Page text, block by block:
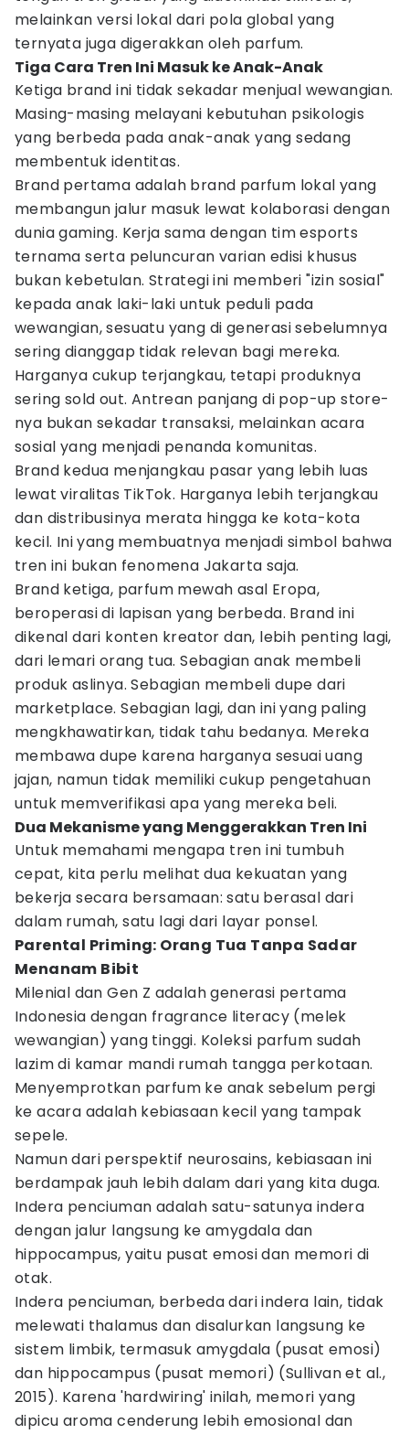
melainkan versi lokal dari pola global yang
ternyata juga digerakkan oleh parfum.
Tiga Cara Tren Ini Masuk ke Anak-Anak
Ketiga brand ini tidak sekadar menjual wewangian.
Masing-masing melayani kebutuhan psikologis
yang berbeda pada anak-anak yang sedang
membentuk identitas.
Brand pertama adalah brand parfum lokal yang
membangun jalur masuk lewat kolaborasi dengan
dunia gaming. Kerja sama dengan tim esports
ternama serta peluncuran varian edisi khusus
bukan kebetulan. Strategi ini memberi "izin sosial"
kepada anak laki-laki untuk peduli pada
wewangian, sesuatu yang di generasi sebelumnya
sering dianggap tidak relevan bagi mereka.
Harganya cukup terjangkau, tetapi produknya
sering sold out. Antrean panjang di pop-up store-
nya bukan sekadar transaksi, melainkan acara
sosial yang menjadi penanda komunitas.
Brand kedua menjangkau pasar yang lebih luas
lewat viralitas TikTok. Harganya lebih terjangkau
dan distribusinya merata hingga ke kota-kota
kecil. Ini yang membuatnya menjadi simbol bahwa
tren ini bukan fenomena Jakarta saja.
Brand ketiga, parfum mewah asal Eropa,
beroperasi di lapisan yang berbeda. Brand ini
dikenal dari konten kreator dan, lebih penting lagi,
dari lemari orang tua. Sebagian anak membeli
produk aslinya. Sebagian membeli dupe dari
marketplace. Sebagian lagi, dan ini yang paling
mengkhawatirkan, tidak tahu bedanya. Mereka
membawa dupe karena harganya sesuai uang
jajan, namun tidak memiliki cukup pengetahuan
untuk memverifikasi apa yang mereka beli.
Dua Mekanisme yang Menggerakkan Tren Ini
Untuk memahami mengapa tren ini tumbuh
cepat, kita perlu melihat dua kekuatan yang
bekerja secara bersamaan: satu berasal dari
dalam rumah, satu lagi dari layar ponsel.
Parental Priming: Orang Tua Tanpa Sadar
Menanam Bibit
Milenial dan Gen Z adalah generasi pertama
Indonesia dengan fragrance literacy (melek
wewangian) yang tinggi. Koleksi parfum sudah
lazim di kamar mandi rumah tangga perkotaan.
Menyemprotkan parfum ke anak sebelum pergi
ke acara adalah kebiasaan kecil yang tampak
sepele.
Namun dari perspektif neurosains, kebiasaan ini
berdampak jauh lebih dalam dari yang kita duga.
Indera penciuman adalah satu-satunya indera
dengan jalur langsung ke amygdala dan
hippocampus, yaitu pusat emosi dan memori di
otak.
Indera penciuman, berbeda dari indera lain, tidak
melewati thalamus dan disalurkan langsung ke
sistem limbik, termasuk amygdala (pusat emosi)
dan hippocampus (pusat memori) (Sullivan et al.,
2015). Karena 'hardwiring' inilah, memori yang
dipicu aroma cenderung lebih emosional dan